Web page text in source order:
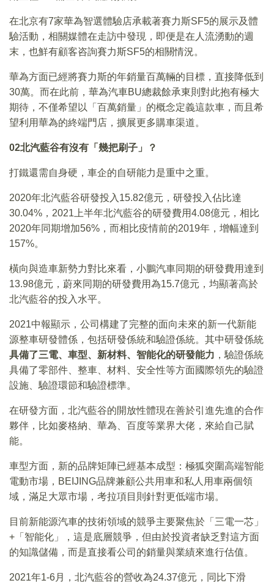
在北京有7家華為智選體驗店承載著賽力斯SF5的展示及體
驗活動，相關媒體在走訪中發現，即便是在人流湧動的週
末，也鮮有顧客咨詢賽力斯SF5的相關情況。
華為方面已經將賽力斯的年銷量百萬輛的目標，直接降低到
30萬。而在此前，華為汽車BU總裁餘承東則對此抱有極大
期待，不僅希望以「百萬銷量」的概念定義這款車，而且希
望利用華為的終端門店，擴展更多購車渠道。
02北汽藍谷有沒有「幾把刷子」？
打鐵還需自身硬，車企的自研能力是重中之重。
2020年北汽藍谷研發投入15.82億元，研發投入佔比達
30.04%，2021上半年北汽藍谷的研發費用4.08億元，相比
2020年同期增加56%，而相比疫情前的2019年，增幅達到
157%。
橫向與造車新勢力對比來看，小鵬汽車同期的研發費用達到
13.98億元，蔚來同期的研發費用為15.7億元，均顯著高於
北汽藍谷的投入水平。
2021中報顯示，公司構建了完整的面向未來的新一代新能
源整車研發體係，包括研發係統和驗證係統。其中研發係統
具備了三電、車型、新材料、智能化的研發能力 ，驗證係統
具備了零部件、整車、材料、安全性等方面國際領先的驗證
設施、驗證環節和驗證標準。
在研發方面，北汽藍谷的開放性體現在善於引進先進的合作
夥伴，比如麥格納、華為、百度等業界大佬，來給自己賦
能。
車型方面，新的品牌矩陣已經基本成型：極狐突圍高端智能
電動市場，BEIJING品牌兼顧公共用車和私人用車兩個領
域，滿足大眾市場，考拉項目則針對更低端市場。
目前新能源汽車的技術領域的競爭主要聚焦於「三電一芯」
+「智能化」，這是底層競爭，但由於投資者缺乏對這方面
的知識儲備，而是直接看公司的銷量與業績來進行估值。
2021年1-6月，北汽藍谷的營收為24.37億元，同比下滑